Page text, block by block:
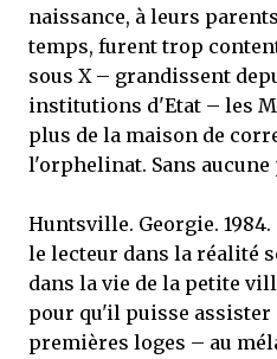
naissance, à leurs
temps, furent trop
sous X – grandissent
institutions d'Etat – les
plus de la maison de
l'orphelinat. Sans
Huntsville. Georgie.
le lecteur dans la réalité
dans la vie de la petite
pour qu'il puisse assister
premières loges – au